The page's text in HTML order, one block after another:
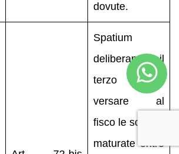
dovute.
Spatium
deliberandi: il
terzo deve
versare al
fisco le somme
maturate entro